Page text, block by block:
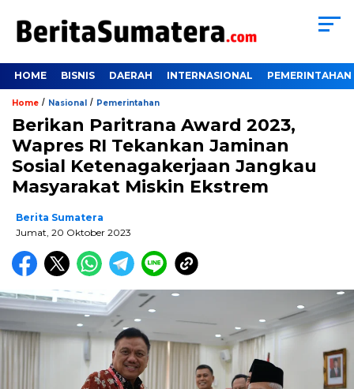
HOME BISNIS DAERAH INTERNASIONAL PEMERINTAHAN
Home / Nasional / Pemerintahan
Berikan Paritrana Award 2023,
Wapres RI Tekankan Jaminan
Sosial Ketenagakerjaan Jangkau
Masyarakat Miskin Ekstrem
Berita Sumatera
Jumat, 20 Oktober 2023